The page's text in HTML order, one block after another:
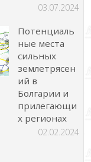
03.07.2024
Потенциаль
ные места
сильных
землетрясен
ий в
Болгарии и
прилегающи
х регионах
02.02.2024